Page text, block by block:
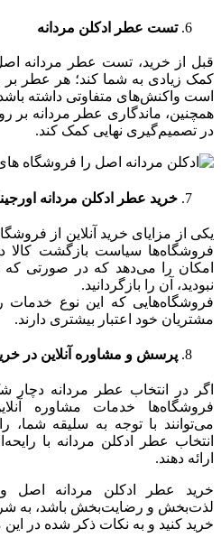
تست عطر ادکلن مردانه
قبل از خرید، تست عطر مردانه
کمک زیادی به شما کند؛ هر عطر
است واکنش‌های متفاوتی داشته
همچنین، ماندگاری عطر مردانه بر
در تصمیم‌گیری نهایی کمک کند.
خرید عطر ادکلن مردانه
یکی از مزایای خرید آنلاین از
فروشگاه‌ها سیاست بازگشت کالا
امکان را می‌دهد که در صورتی
نبودید، آن را بازگردانید.
فروشگاه‌هایی که این نوع خدمات
مشتریان خود اعتبار بیشتری دارند.
پرسش و مشاوره آنلاین در
اگر در انتخاب عطر مردانه دچار
فروشگاه‌ها خدمات مشاوره
می‌توانند با توجه به سلیقه شما،
انتخاب عطر ادکلن مردانه با
ارائه دهند.
خرید عطر ادکلن مردانه اصل و
لذت‌بخش و رضایت‌بخش باشد، به
خرید کنید و به نکات ذکر شده در این